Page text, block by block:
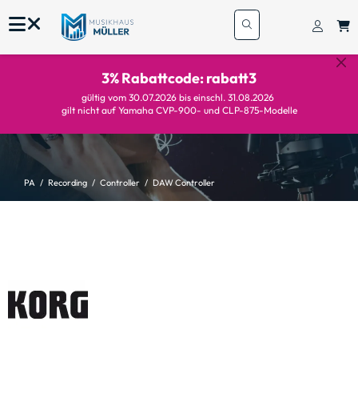
3% Rabattcode: rabatt3
gültig vom 30.07.2026 bis einschl. 31.08.2026
gilt nicht auf Yamaha CVP-900- und CLP-875-Modelle
PA Recording Controller DAW Controller